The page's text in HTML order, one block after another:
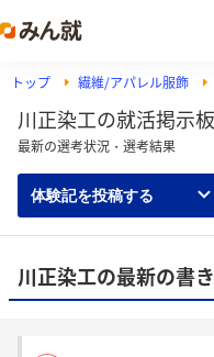
トップ 繊維/アパレル服飾
川正染工の就活掲示
最新の選考状況・選考結果
体験記を投稿する
川正染工の最新の書